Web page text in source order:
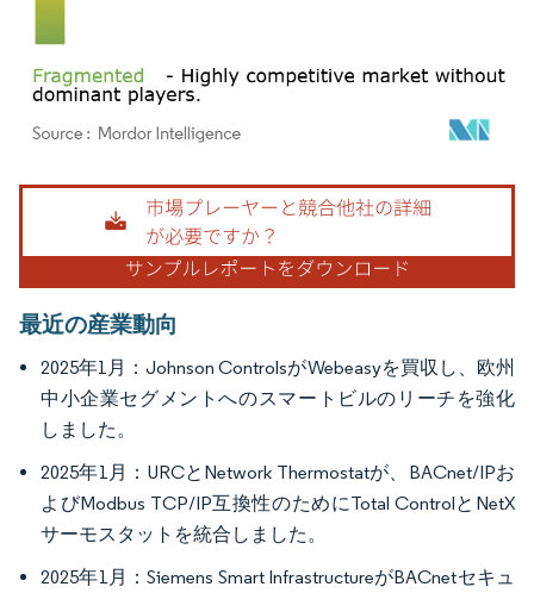
画像 © Mordor Intelligence。再利用にはCC BY 4.0の表示が必要です。
最近の産業動向
2025年1月：Johnson ControlsがWebeasyを買収し、欧州
中小企業セグメントへのスマートビルのリーチを強化
しました。
2025年1月：URCとNetwork Thermostatが、BACnet/IPお
よびModbus TCP/IP互換性のためにTotal ControlとNetX
サーモスタットを統合しました。
2025年1月：Siemens Smart InfrastructureがBACnetセキュ